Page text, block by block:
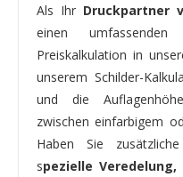
Als Ihr Druckpartner
einen
Preiskalkulation in
unserem Schilder-
und die
zwischen einfarbigem
Haben Sie
spezielle